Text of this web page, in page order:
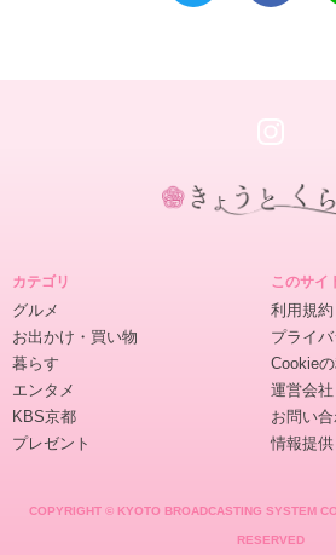
カテゴリ
グルメ
お出かけ・買い物
暮らす
エンタメ
KBS京都
プレゼント
このサイ
利用規約
プライ
Cookie
運営会社
お問い
情報提供
COPYRIGHT © KYOTO BROADCASTING SYSTEM
RESERVED